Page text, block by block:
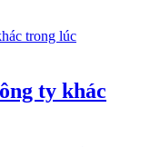
ty khác